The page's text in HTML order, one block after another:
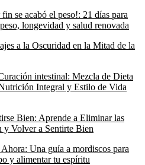
se acabó el peso!: 21 días para
longevidad y salud renovada
a la Oscuridad en la Mitad de la
intestinal: Mezcla de Dieta
Integral y Estilo de Vida
Bien: Aprende a Eliminar las
Volver a Sentirte Bien
Una guía a mordiscos para
y alimentar tu espíritu